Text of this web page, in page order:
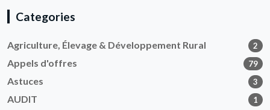
Categories
Agriculture, Élevage & Développement Rural 2
Appels d'offres 79
Astuces 3
AUDIT 1